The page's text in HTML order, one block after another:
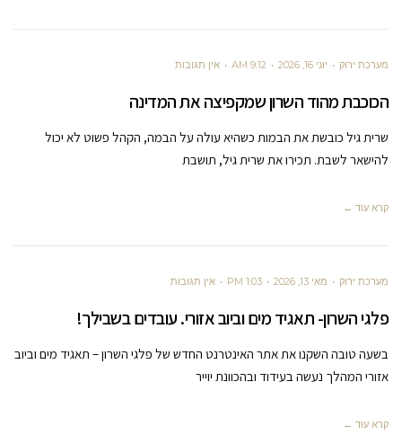
מערכת ירוק יוני 16, 2026 9:12 AM אין תגובות
הכוכבת מהוד השרון שמקפיצה את המדינה
שרית גיל כובשת את הבמות כשהיא עולה על הבמה, הקהל פשוט לא יכול
להישאר לשבת. תכירו את שרית גיל, תושבת
קרא עוד ←
מערכת ירוק מאי 13, 2026 1:03 PM אין תגובות
פלגי השרון- תאגיד מים וביוב אזורי. עובדים בשבילך!
בשעה טובה השקנו את אתר האינטרנט החדש של פלגי השרון – תאגיד מים וביוב
אזורי המהלך נעשה בעידוד ובהכוונת יוייר
קרא עוד ←